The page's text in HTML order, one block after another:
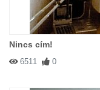
Nincs cím!
6511 0